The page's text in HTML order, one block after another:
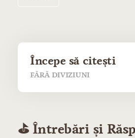
Începe să citești
FĂRĂ DIVIZIUNI
⛳️ Întrebări și